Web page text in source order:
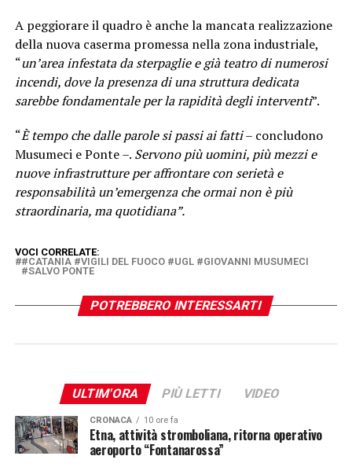
A peggiorare il quadro è anche la mancata realizzazione
della nuova caserma promessa nella zona industriale,
“un’area infestata da sterpaglie e già teatro di numerosi
incendi, dove la presenza di una struttura dedicata
sarebbe fondamentale per la rapidità degli interventi”.
“È tempo che dalle parole si passi ai fatti– concludono
Musumeci e Ponte –. Servono più uomini, più mezzi e
nuove infrastrutture per affrontare con serietà e
responsabilità un’emergenza che ormai non è più
straordinaria, ma quotidiana”.
VOCI CORRELATE:
#CATANIA #VIGILI DEL FUOCO #UGL #GIOVANNI MUSUMECI
#SALVO PONTE
POTREBBERO INTERESSARTI
ULTIM'ORA PIÙ LETTI VIDEO
CRONACA 10 ore fa
Etna, attività stromboliana, ritorna operativo
aeroporto “Fontanarossa”